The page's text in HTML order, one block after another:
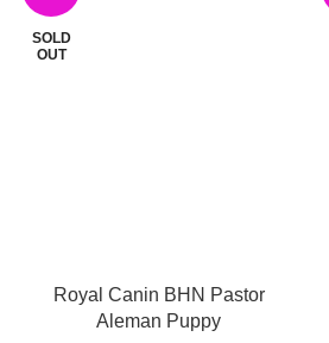
SOLD
OUT
Royal Canin BHN Pastor
Aleman Puppy